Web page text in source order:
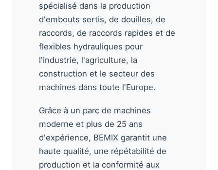
spécialisé dans la production
d'embouts sertis, de douilles, de
raccords, de raccords rapides et de
flexibles hydrauliques pour
l'industrie, l'agriculture, la
construction et le secteur des
machines dans toute l'Europe.
Grâce à un parc de machines
moderne et plus de 25 ans
d'expérience, BEMIX garantit une
haute qualité, une répétabilité de
production et la conformité aux